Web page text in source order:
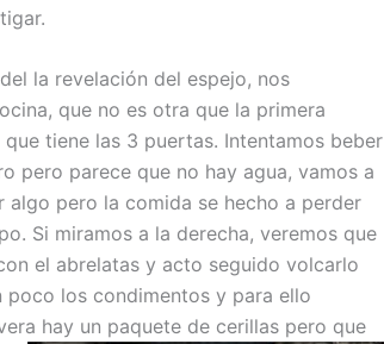
la revelación del espejo, nos
que no es otra que la primera
tiene las 3 puertas. Intentamos beber
pero parece que no hay agua, vamos a
algo pero la comida se hecho a perder
Si miramos a la derecha, veremos que
el abrelatas y acto seguido volcarlo
poco los condimentos y para ello
hay un paquete de cerillas pero que